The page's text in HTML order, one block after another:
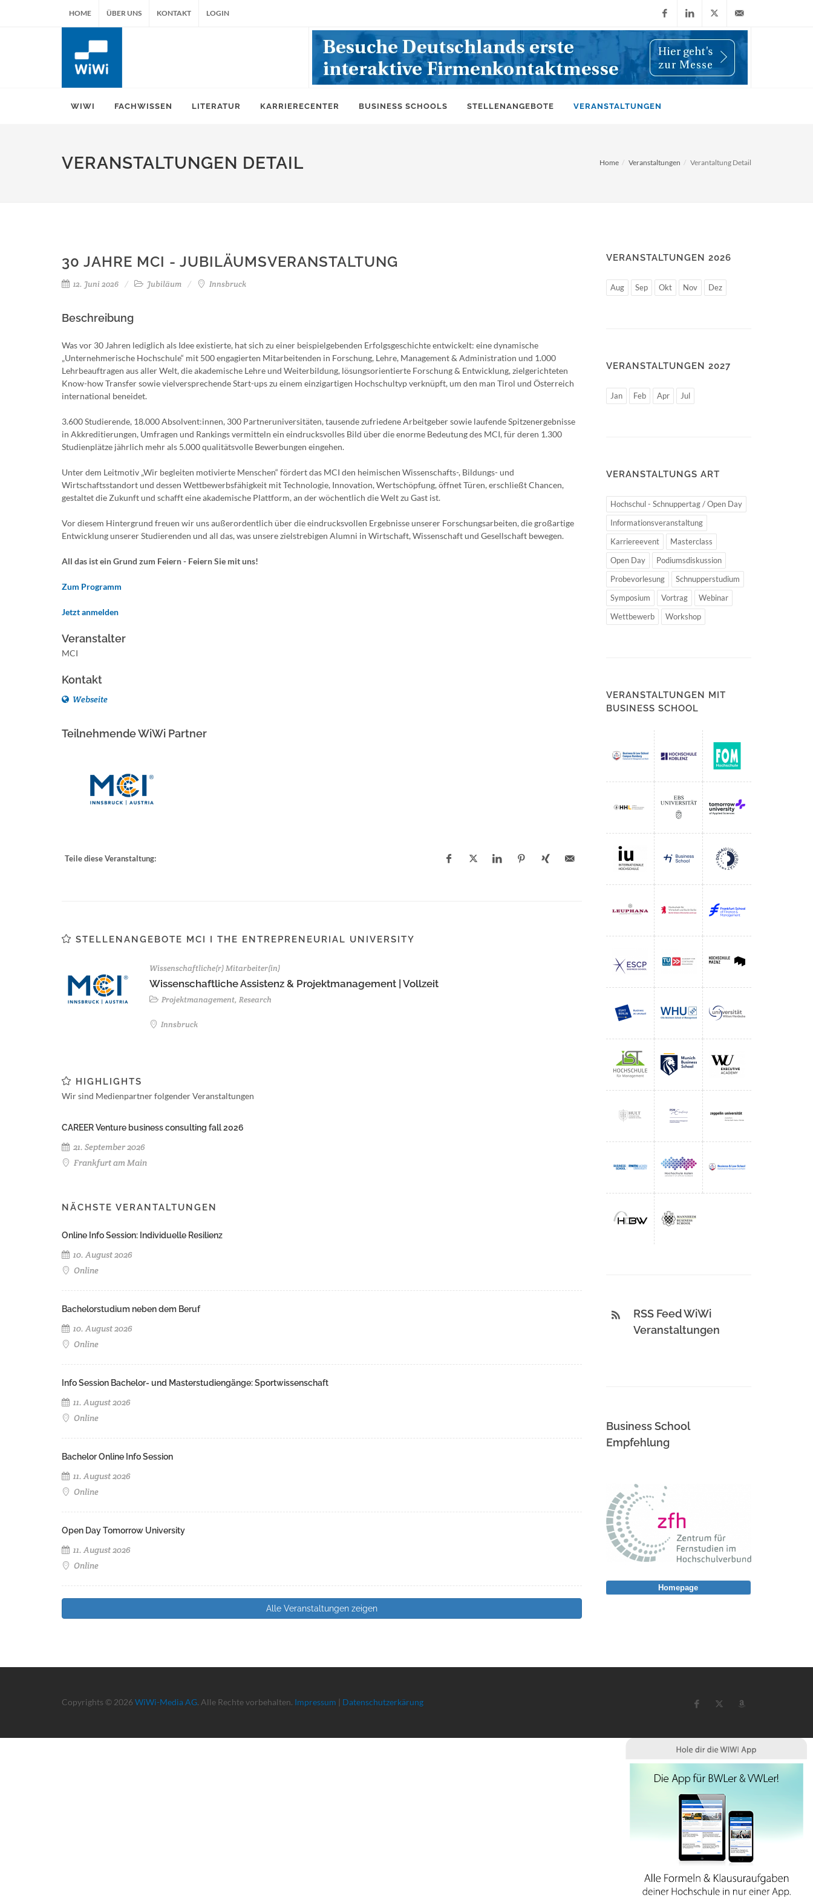
HOME ÜBER UNS KONTAKT LOGIN
FacebookLinkedIn
X
(Twitter)
info@wiwi-
WIWI FACHWISSEN LITERATUR KARRIERECENTER BUSINESS SCHOOLS STELLENANGEBOTE VERANSTALTUNGEN
VERANSTALTUNGEN DETAIL Home Veranstaltungen Verantaltung Detail
30 JAHRE MCI - JUBILÄUMSVERANSTALTUNG
12. Juni 2026 Jubiläum Innsbruck
Beschreibung
Was vor 30 Jahren lediglich als Idee existierte, hat sich zu einer beispielgebenden Erfolgsgeschichte entwickelt: eine dynamische
„Unternehmerische Hochschule“ mit 500 engagierten Mitarbeitenden in Forschung, Lehre, Management & Administration und 1.000
Lehrbeauftragen aus aller Welt, die akademische Lehre und Weiterbildung, lösungsorientierte Forschung & Entwicklung, zielgerichteten
Know-how Transfer sowie vielversprechende Start-ups zu einem einzigartigen Hochschultyp verknüpft, um den man Tirol und Österreich
international beneidet.
3.600 Studierende, 18.000 Absolvent:innen, 300 Partneruniversitäten, tausende zufriedene Arbeitgeber sowie laufende Spitzenergebnisse
in Akkreditierungen, Umfragen und Rankings vermitteln ein eindrucksvolles Bild über die enorme Bedeutung des MCI, für deren 1.300
Studienplätze jährlich mehr als 5.000 qualitätsvolle Bewerbungen eingehen.
Unter dem Leitmotiv „Wir begleiten motivierte Menschen“ fördert das MCI den heimischen Wissenschafts-, Bildungs- und
Wirtschaftsstandort und dessen Wettbewerbsfähigkeit mit Technologie, Innovation, Wertschöpfung, öffnet Türen, erschließt Chancen,
gestaltet die Zukunft und schafft eine akademische Plattform, an der wöchentlich die Welt zu Gast ist.
Vor diesem Hintergrund freuen wir uns außerordentlich über die eindrucksvollen Ergebnisse unserer Forschungsarbeiten, die großartige
Entwicklung unserer Studierenden und all das, was unsere zielstrebigen Alumni in Wirtschaft, Wissenschaft und Gesellschaft bewegen.
All das ist ein Grund zum Feiern - Feiern Sie mit uns!
Zum Programm
Jetzt anmelden
Veranstalter
MCI
Kontakt
Webseite
Teilnehmende WiWi Partner
Teile diese Veranstaltung:
STELLENANGEBOTE MCI I THE ENTREPRENEURIAL UNIVERSITY
Wissenschaftliche(r) Mitarbeiter(in)
Wissenschaftliche Assistenz & Projektmanagement | Vollzeit
Projektmanagement, Research
Innsbruck
HIGHLIGHTS
Wir sind Medienpartner folgender Veranstaltungen
CAREER Venture business consulting fall 2026
21. September 2026
Frankfurt am Main
NÄCHSTE VERANTALTUNGEN
Online Info Session: Individuelle Resilienz
10. August 2026
Online
Bachelorstudium neben dem Beruf
10. August 2026
Online
Info Session Bachelor- und Masterstudiengänge: Sportwissenschaft
11. August 2026
Online
Bachelor Online Info Session
11. August 2026
Online
Open Day Tomorrow University
11. August 2026
Online
Alle Veranstaltungen zeigen
VERANSTALTUNGEN 2026
Aug Sep Okt Nov Dez
VERANSTALTUNGEN 2027
Jan Feb Apr Jul
VERANSTALTUNGS ART
Hochschul - Schnuppertag / Open Day
Informationsveranstaltung
Karriereevent
Masterclass
Open Day
Podiumsdiskussion
Probevorlesung
Schnupperstudium
Symposium
Vortrag
Webinar
Wettbewerb
Workshop
VERANSTALTUNGEN MIT
BUSINESS SCHOOL
RSS Feed WiWi
Veranstaltungen
Business School
Empfehlung
Copyrights © 2026 WiWi-Media AG. Alle Rechte vorbehalten. Impressum | Datenschutzerkärung
Homepage